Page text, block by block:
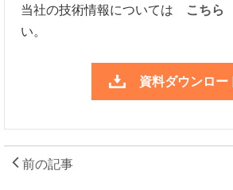
当社の技術情報については こちら
い。
資料ダウンロー
前の記事